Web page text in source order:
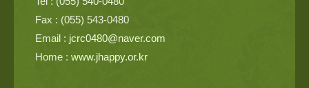
Fax : (055) 543-0480
Email : jcrc0480@naver.com
Home : www.jhappy.or.kr